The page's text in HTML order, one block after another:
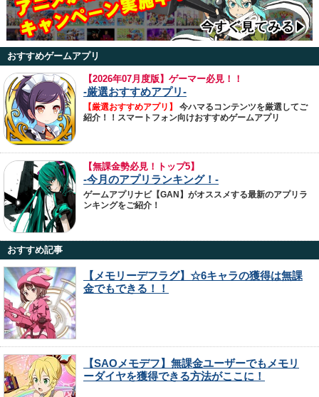
おすすめゲームアプリ
【2026年07月度版】ゲーマー必見！！
-厳選おすすめアプリ-
【厳選おすすめアプリ】
今ハマるコンテンツを厳選してご
紹介！！スマートフォン向けおすすめゲームアプリ
【無課金勢必見！トップ5】
-今月のアプリランキング！-
ゲームアプリナビ【GAN】がオススメする最新のアプリラ
ンキングをご紹介！
おすすめ記事
【メモリーデフラグ】☆6キャラの獲得は無課
金でもできる！！
【SAOメモデフ】無課金ユーザーでもメモリ
ーダイヤを獲得できる方法がここに！